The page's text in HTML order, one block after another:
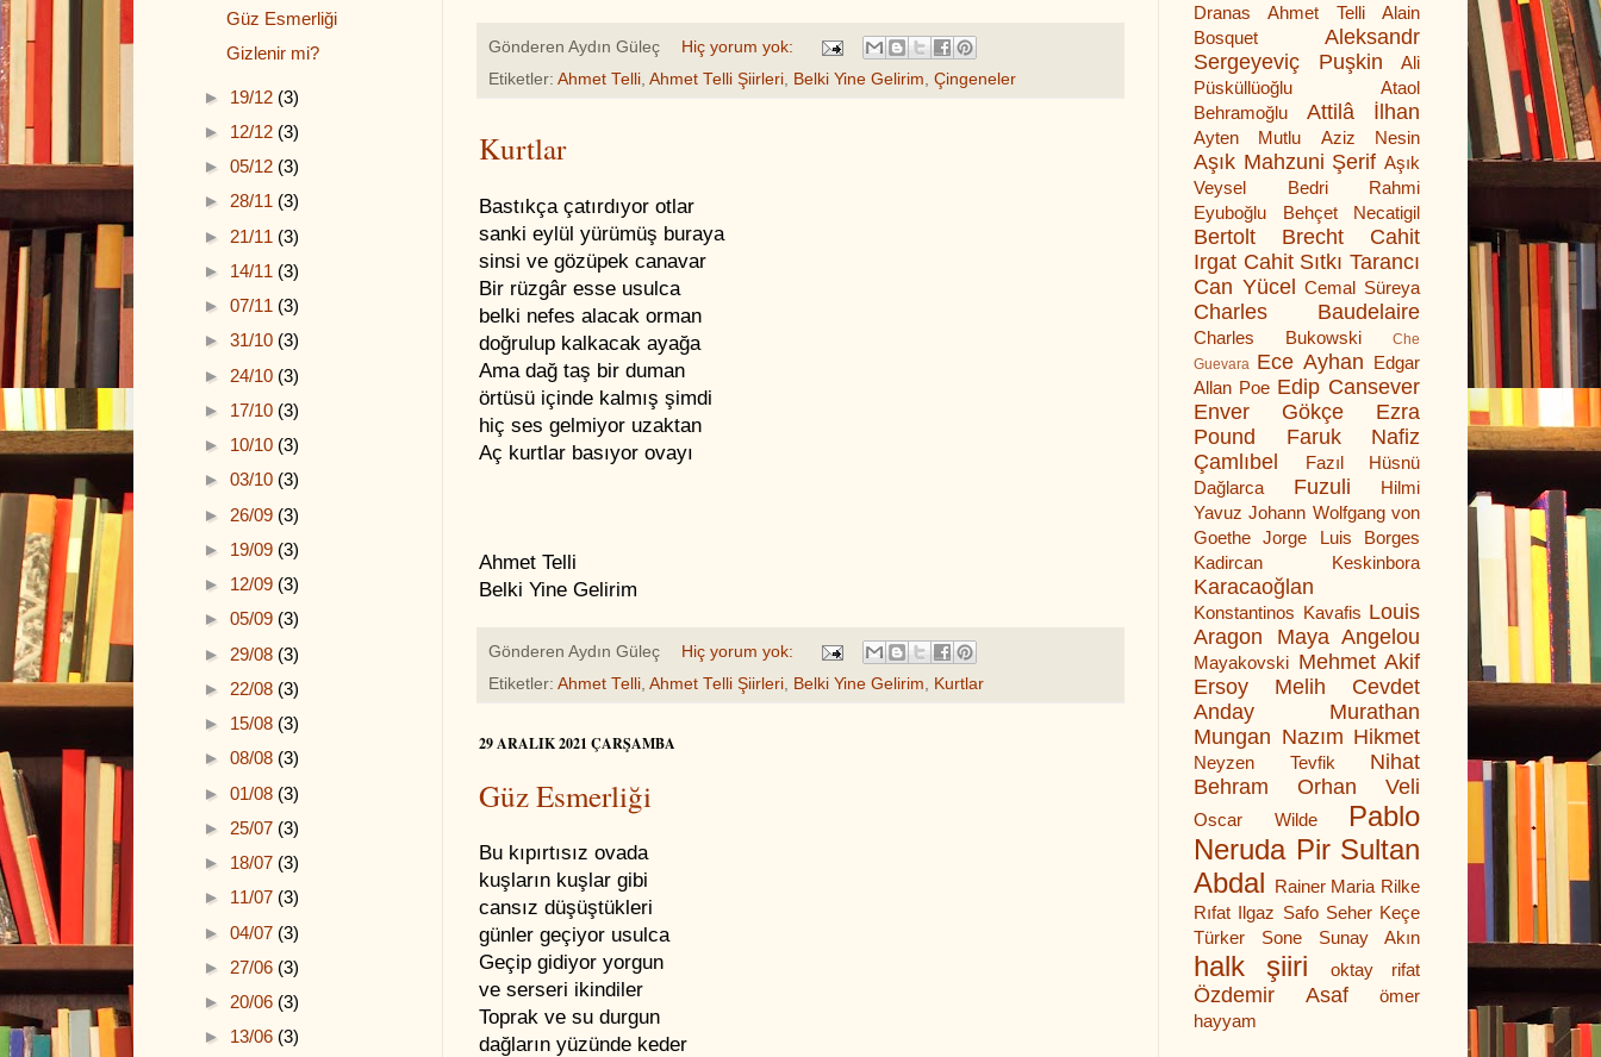
Gönderen Aydın Güleç
Hiç yorum yok:
Etiketler: Ahmet Telli, Ahmet Telli Şiirleri, Belki Yine Gelirim, Çingeneler
Kurtlar
Bastıkça çatırdıyor otlar
sanki eylül yürümüş buraya
sinsi ve gözüpek canavar
Bir rüzgâr esse usulca
belki nefes alacak orman
doğrulup kalkacak ayağa
Ama dağ taş bir duman
örtüsü içinde kalmış şimdi
hiç ses gelmiyor uzaktan
Aç kurtlar basıyor ovayı
Ahmet Telli
Belki Yine Gelirim
Gönderen Aydın Güleç
Hiç yorum yok:
Etiketler: Ahmet Telli, Ahmet Telli Şiirleri, Belki Yine Gelirim, Kurtlar
29 ARALIK 2021 ÇARŞAMBA
Güz Esmerliği
Bu kıpırtısız ovada
kuşların kuşlar gibi
cansız düşüştükleri
günler geçiyor usulca
Geçip gidiyor yorgun
ve serseri ikindiler
Toprak ve su durgun
dağların yüzünde keder
Güz Esmerliği
Gizlenir mi?
► 19/12 (3)
► 12/12 (3)
► 05/12 (3)
► 28/11 (3)
► 21/11 (3)
► 14/11 (3)
► 07/11 (3)
► 31/10 (3)
► 24/10 (3)
► 17/10 (3)
► 10/10 (3)
► 03/10 (3)
► 26/09 (3)
► 19/09 (3)
► 12/09 (3)
► 05/09 (3)
► 29/08 (3)
► 22/08 (3)
► 15/08 (3)
► 08/08 (3)
► 01/08 (3)
► 25/07 (3)
► 18/07 (3)
► 11/07 (3)
► 04/07 (3)
► 27/06 (3)
► 20/06 (3)
► 13/06 (3)
Dranas
Ahmet Telli
Alain
Bosquet
Aleksandr
Sergeyeviç Puşkin
Ali
Püsküllüoğlu
Ataol
Behramoğlu
Attilâ İlhan
Ayten Mutlu Aziz Nesin
Aşık Mahzuni Şerif Aşık
Veysel
Bedri Rahmi
Eyuboğlu
Behçet Necatigil
Bertolt Brecht
Cahit
Irgat Cahit Sıtkı Tarancı
Can Yücel Cemal Süreya
Charles Baudelaire
Charles Bukowski
Che
Guevara Ece Ayhan Edgar
Allan Poe Edip Cansever
Enver Gökçe
Ezra
Pound
Faruk Nafiz
Çamlıbel
Fazıl Hüsnü
Dağlarca
Fuzuli
Hilmi
Yavuz Johann Wolfgang von
Goethe
Jorge Luis Borges
Kadircan Keskinbora
Karacaoğlan
Konstantinos Kavafis Louis
Aragon
Maya Angelou
Mayakovski Mehmet Akif
Ersoy
Melih Cevdet
Anday
Murathan
Mungan Nazım Hikmet
Neyzen Tevfik
Nihat
Behram
Orhan Veli
Oscar Wilde
Pablo
Neruda Pir Sultan
Abdal Rainer Maria Rilke
Rıfat Ilgaz Safo Seher Keçe
Türker
Sone Sunay Akın
halk şiiri oktay rifat
Özdemir Asaf
ömer
hayyam